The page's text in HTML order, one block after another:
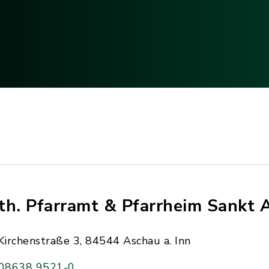
Pfarramt & Pfarrheim Sankt
3, 84544 Aschau a. Inn